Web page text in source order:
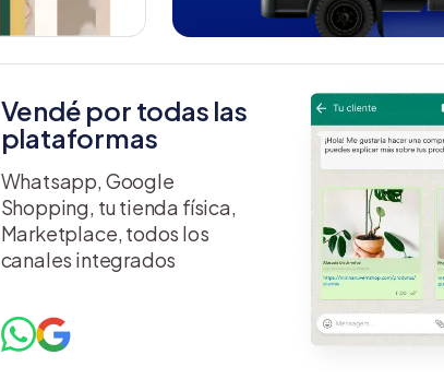
Vendé por todas las
plataformas
Whatsapp, Google
Shopping, tu tienda física,
Marketplace, todos los
canales integrados